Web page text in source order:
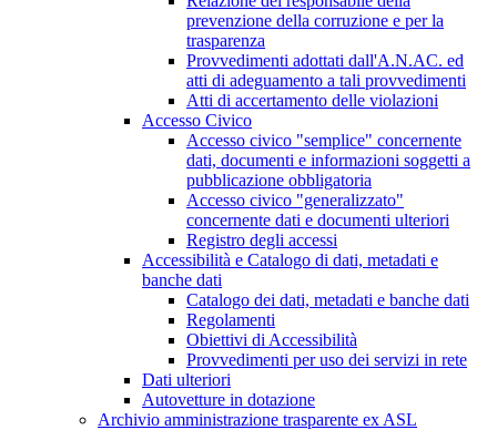
prevenzione della corruzione e per la
trasparenza
Provvedimenti adottati dall'A.N.AC. ed
atti di adeguamento a tali provvedimenti
Atti di accertamento delle violazioni
Accesso Civico
Accesso civico "semplice" concernente
dati, documenti e informazioni soggetti a
pubblicazione obbligatoria
Accesso civico "generalizzato"
concernente dati e documenti ulteriori
Registro degli accessi
Accessibilità e Catalogo di dati, metadati e
banche dati
Catalogo dei dati, metadati e banche dati
Regolamenti
Obiettivi di Accessibilità
Provvedimenti per uso dei servizi in rete
Dati ulteriori
Autovetture in dotazione
Archivio amministrazione trasparente ex ASL